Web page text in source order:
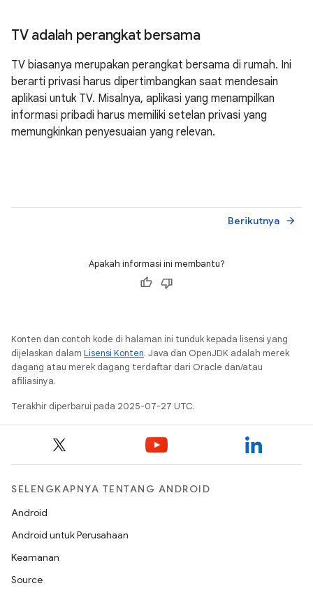
TV adalah perangkat bersama
TV biasanya merupakan perangkat bersama di rumah. Ini
berarti privasi harus dipertimbangkan saat mendesain
aplikasi untuk TV. Misalnya, aplikasi yang menampilkan
informasi pribadi harus memiliki setelan privasi yang
memungkinkan penyesuaian yang relevan.
Berikutnya arrow_forward
Apakah informasi ini membantu?
Konten dan contoh kode di halaman ini tunduk kepada lisensi yang
dijelaskan dalam Lisensi Konten. Java dan OpenJDK adalah merek
dagang atau merek dagang terdaftar dari Oracle dan/atau
afiliasinya.
Terakhir diperbarui pada 2025-07-27 UTC.
SELENGKAPNYA TENTANG ANDROID
Android
Android untuk Perusahaan
Keamanan
Source